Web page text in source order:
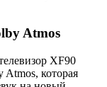
Atmos
XF90
Atmos, которая